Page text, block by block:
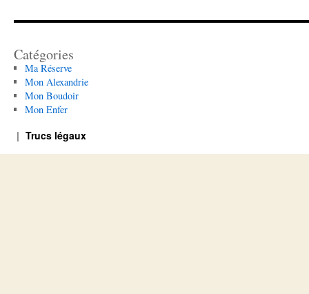
Catégories
Ma Réserve
Mon Alexandrie
Mon Boudoir
Mon Enfer
Trucs légaux